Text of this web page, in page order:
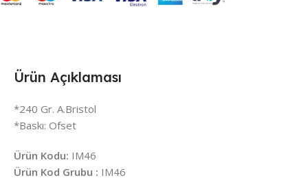
Ürün Açıklaması
*240 Gr. A.Bristol
*Baskı: Ofset
Ürün Kodu: IM46
Ürün Kod Grubu : IM46